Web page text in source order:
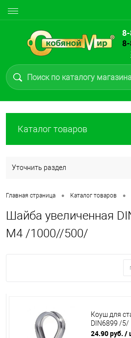
Каталог товаров
Уточнить раздел
Главная страница • Каталог товаров •
Шайба увеличенная
М4 /1000//500/
Коуш для
DIN6899 /5/
24.90 руб. /